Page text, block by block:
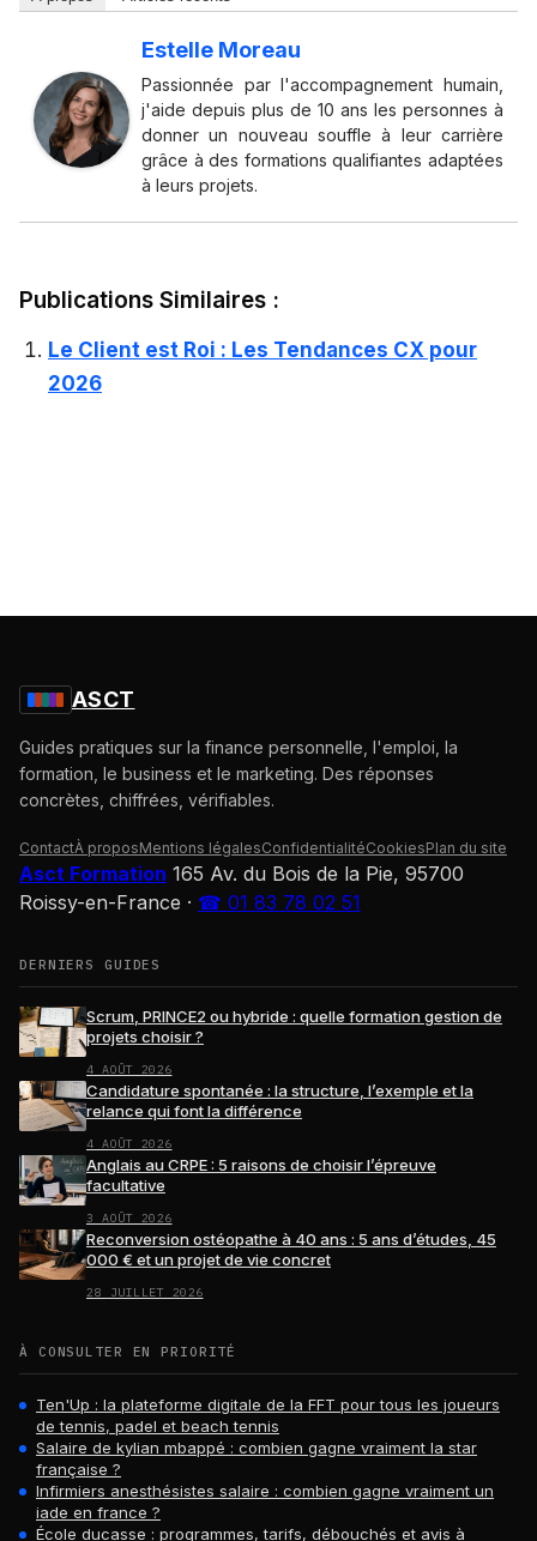
Estelle Moreau
Passionnée par l'accompagnement humain,
j'aide depuis plus de 10 ans les personnes à
donner un nouveau souffle à leur carrière
grâce à des formations qualifiantes adaptées
à leurs projets.
Publications Similaires :
Le Client est Roi : Les Tendances CX pour
2026
ASCT
Guides pratiques sur la finance personnelle, l'emploi, la
formation, le business et le marketing. Des réponses
concrètes, chiffrées, vérifiables.
ContactÀ proposMentions légalesConfidentialitéCookiesPlan du site
Asct Formation 165 Av. du Bois de la Pie, 95700
Roissy-en-France · ☎ 01 83 78 02 51
DERNIERS GUIDES
Scrum, PRINCE2 ou hybride : quelle formation gestion de
projets choisir ?
4 AOÛT 2026
Candidature spontanée : la structure, l’exemple et la
relance qui font la différence
4 AOÛT 2026
Anglais au CRPE : 5 raisons de choisir l’épreuve
facultative
3 AOÛT 2026
Reconversion ostéopathe à 40 ans : 5 ans d’études, 45
000 € et un projet de vie concret
28 JUILLET 2026
À CONSULTER EN PRIORITÉ
Ten'Up : la plateforme digitale de la FFT pour tous les joueurs
de tennis, padel et beach tennis
Salaire de kylian mbappé : combien gagne vraiment la star
française ?
Infirmiers anesthésistes salaire : combien gagne vraiment un
iade en france ?
École ducasse : programmes, tarifs, débouchés et avis à